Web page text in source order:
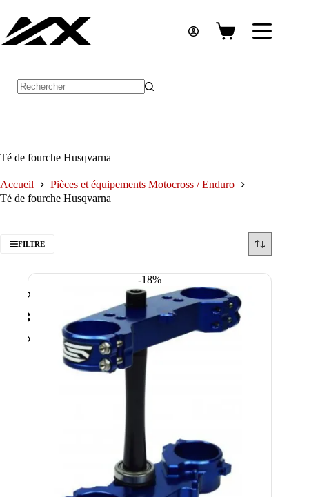
contenu
Panier
Té de fourche Husqvarna
Accueil
Pièces et équipements Motocross / Enduro
Té de fourche Husqvarna
FILTRE
-18%